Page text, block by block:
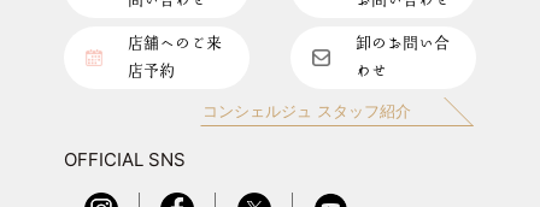
店舗へのご来
店予約
卸のお問い合
わせ
コンシェルジュ スタッフ紹介
OFFICIAL SNS